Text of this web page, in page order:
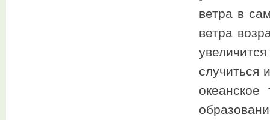
ветра в
ветра
случиться